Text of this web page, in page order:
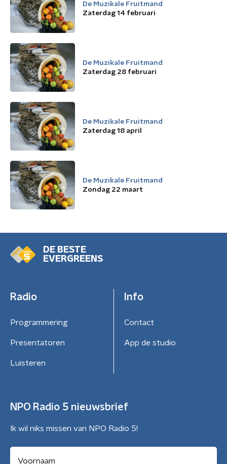
De Muzikale Fruitmand
Zaterdag 14 februari
De Muzikale Fruitmand
Zaterdag 28 februari
De Muzikale Fruitmand
Zaterdag 18 april
De Muzikale Fruitmand
Zondag 22 maart
DE BESTE
EVERGREENS
Radio
Programmering
Presentatoren
Luisteren
Info
Contact
App de studio
NPO Radio 5 nieuwsbrief
Ik wil niks missen van NPO Radio 5!